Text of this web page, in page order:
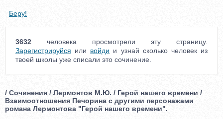
Беру!
3632 человека просмотрели эту страницу.
Зарегистрируйся или войди и узнай сколько человек из
твоей школы уже списали это сочинение.
/ Сочинения / Лермонтов М.Ю. / Герой нашего времени /
Взаимоотношения Печорина с другими персонажами
романа Лермонтова "Герой нашего времени".